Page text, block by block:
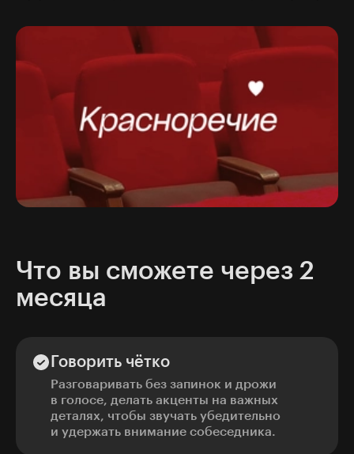
Что вы сможете через 2
месяца
Говорить чётко
Разговаривать без запинок и дрожи
в голосе, делать акценты на важных
деталях, чтобы звучать убедительно
и удержать внимание собеседника.